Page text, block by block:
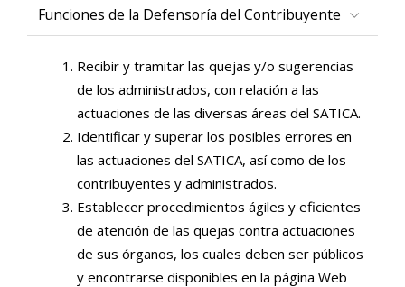
Funciones de la Defensoría del Contribuyente
Recibir y tramitar las quejas y/o sugerencias
de los administrados, con relación a las
actuaciones de las diversas áreas del SATICA.
Identificar y superar los posibles errores en
las actuaciones del SATICA, así como de los
contribuyentes y administrados.
Establecer procedimientos ágiles y eficientes
de atención de las quejas contra actuaciones
de sus órganos, los cuales deben ser públicos
y encontrarse disponibles en la página Web